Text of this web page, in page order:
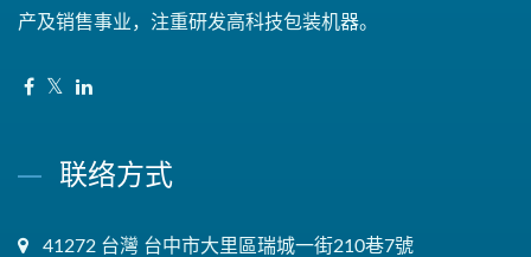
产及销售事业，注重研发高科技包装机器。
联络方式
41272 台灣 台中市大里區瑞城一街210巷7號